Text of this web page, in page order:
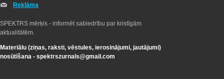
Reklāma
SPEKTRS mērķis - informēt sabiedrību par kristīgām
aktualitātēm.
Materiālu (ziņas, raksti, vēstules, ierosinājumi, jautājumi)
nosūtīšana - spektrszurnals@gmail.com